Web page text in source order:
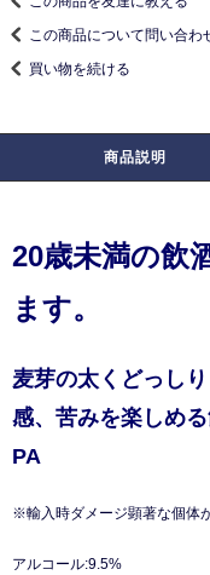
この商品について問い合わ
買い物を続ける
商品説明
20歳未満の飲
ます。
麦芽の太くどっし
感、苦みを楽しめ
PA
※輸入時ダメージ顕著な個体
アルコール:9.5%